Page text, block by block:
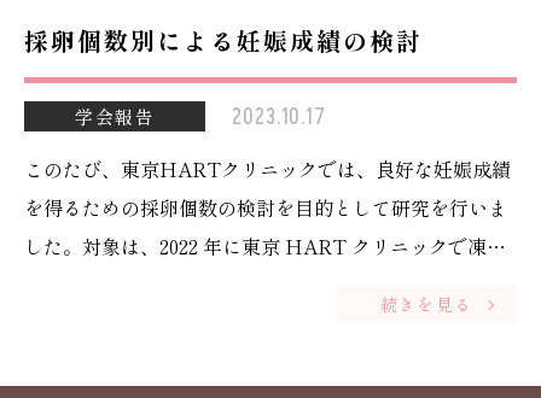
採卵個数別による妊娠成績の検討
学会報告 2023.10.17
続きを見る
このたび、東京HARTクリニックでは、良好な妊娠成績
を得るための採卵個数の検討を目的として研究を行いま
した。対象は、2022 年に東京 HART クリニックで凍結